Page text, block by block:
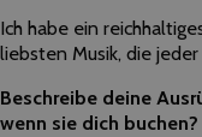
Ich habe ein
liebsten Musik, die
Beschreibe deine
wenn sie dich